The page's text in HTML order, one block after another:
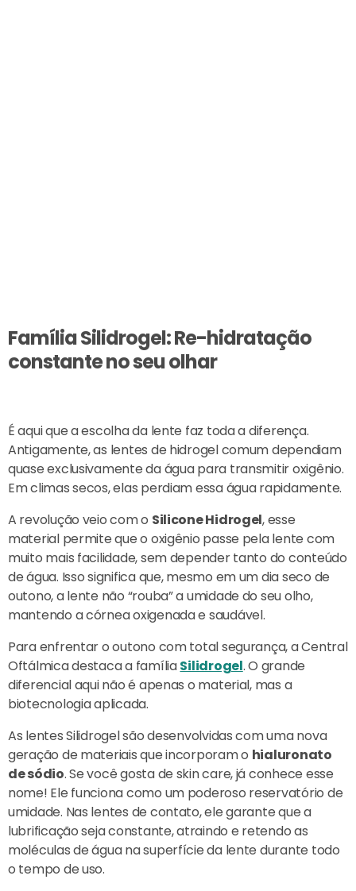
Família Silidrogel: Re-hidratação
constante no seu olhar
É aqui que a escolha da lente faz toda a diferença.
Antigamente, as lentes de hidrogel comum dependiam
quase exclusivamente da água para transmitir oxigênio.
Em climas secos, elas perdiam essa água rapidamente.
A revolução veio com o Silicone Hidrogel, esse
material permite que o oxigênio passe pela lente com
muito mais facilidade, sem depender tanto do conteúdo
de água. Isso significa que, mesmo em um dia seco de
outono, a lente não “rouba” a umidade do seu olho,
mantendo a córnea oxigenada e saudável.
Para enfrentar o outono com total segurança, a Central
Oftálmica destaca a famíliaSilidrogel. O grande
diferencial aqui não é apenas o material, mas a
biotecnologia aplicada.
As lentes Silidrogel são desenvolvidas com uma nova
geração de materiais que incorporam o hialuronato
de sódio. Se você gosta de skin care, já conhece esse
nome! Ele funciona como um poderoso reservatório de
umidade. Nas lentes de contato, ele garante que a
lubrificação seja constante, atraindo e retendo as
moléculas de água na superfície da lente durante todo
o tempo de uso.